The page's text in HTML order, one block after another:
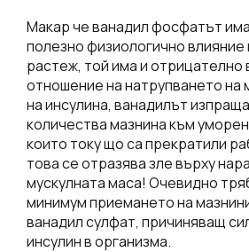
Макар че ванадил фосфатът
полезно физиологично влияние
растеж, той има и отрицателно
отношение на натрупването на
на инсулина, ванадилът
количества мазнина към
които току що са прекратили
това се отразява зле върху
мускулната маса! Очевидно
минимум приемането на
ванадил сулфат, причиняващ
инсулин в организма.